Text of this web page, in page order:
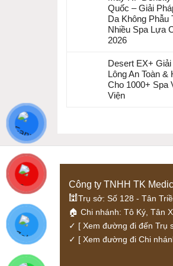
Quốc – Giải
Da Không
Nhiều Spa Lựa
2026
Desert EX+ Giải
Lông An Toàn &
Cho 1000+ Spa
Viện
Công ty TNHH TK
🕍 Trụ sở: Số 128 - Tân
🏠 Chi nhánh: Tô Ký, Tân
✓ [ Xem đường đi đến Trụ
✓ [ Xem đường đi Chi